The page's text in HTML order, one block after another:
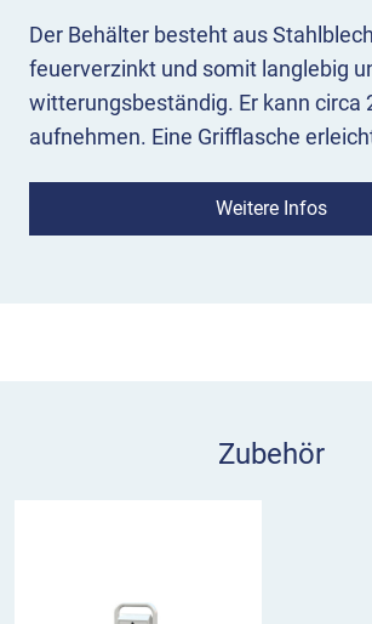
Der Behälter besteht aus
feuerverzinkt und somit langlebig
witterungsbeständig. Er kann circa
aufnehmen. Eine Grifflasche
Weitere Infos
Zubehör